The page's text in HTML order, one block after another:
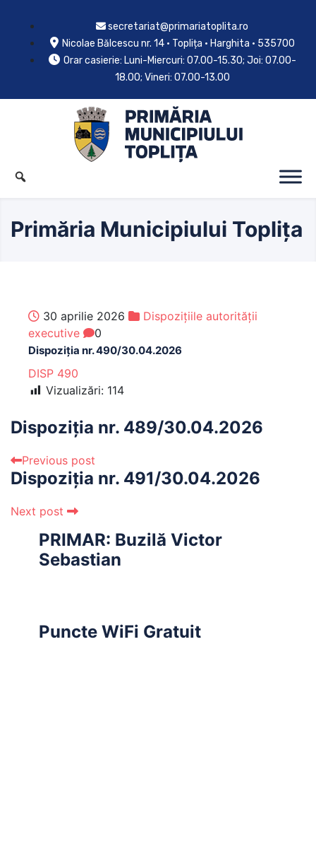
secretariat@primariatoplita.ro
Nicolae Bălcescu nr. 14 • Toplița • Harghita • 535700
Orar casierie: Luni-Miercuri: 07.00-15.30; Joi: 07.00-
18.00; Vineri: 07.00-13.00
Primăria Municipiului Toplița
30 aprilie 2026
Dispozițiile autorității
executive
0
Dispoziția nr. 490/30.04.2026
DISP 490
Vizualizări: 114
Dispoziția nr. 489/30.04.2026
Previous post
Dispoziția nr. 491/30.04.2026
Next post
PRIMAR: Buzilă Victor
Sebastian
Puncte WiFi Gratuit